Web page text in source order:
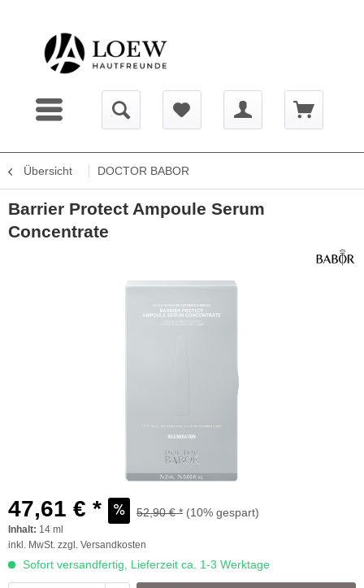
Übersicht DOCTOR BABOR
Barrier Protect Ampoule Serum
Concentrate
47,61 € * 52,90 € * (10% gespart)
Inhalt: 14 ml
inkl. MwSt. zzgl. Versandkosten
Sofort versandfertig, Lieferzeit ca. 1-3 Werktage